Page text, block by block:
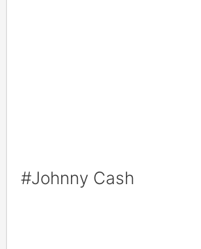
#Johnny Cash